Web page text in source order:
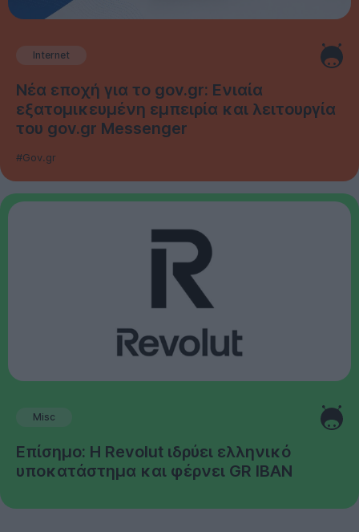
Internet
Νέα εποχή για το gov.gr: Ενιαία
εξατομικευμένη εμπειρία και λειτουργία
του gov.gr Messenger
#Gov.gr
Misc
Επίσημο: Η Revolut ιδρύει ελληνικό
υποκατάστημα και φέρνει GR IBAN